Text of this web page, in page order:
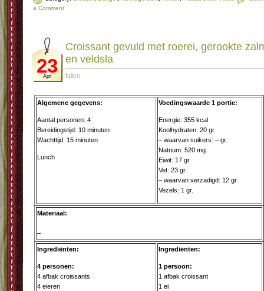
a Comment
23
Apr
Croissant gevuld met roerei, gerookte
en veldsla
falien
Algemene gegevens:
Aantal personen: 4
Bereidingstijd: 10 minuten
Wachttijd: 15 minuten
Lunch
Voedingswaarde 1 portie:
Energie: 355 kcal
Koolhydraten: 20 gr.
– waarvan suikers: – gr.
Natrium: 520 mg.
Eiwit: 17 gr.
Vet: 23 gr.
– waarvan verzadigd: 12 gr.
Vezels: 1 gr.
Materiaal:
–
Ingrediënten:
4 personen:
4 afbak croissants
4 eieren
Ingrediënten:
1 persoon:
1 afbak croissant
1 ei